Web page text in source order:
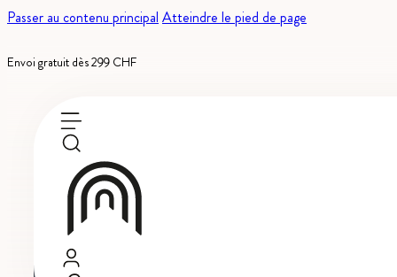
Passer au contenu principal Atteindre le pied de page
Envoi gratuit dès 299 CHF